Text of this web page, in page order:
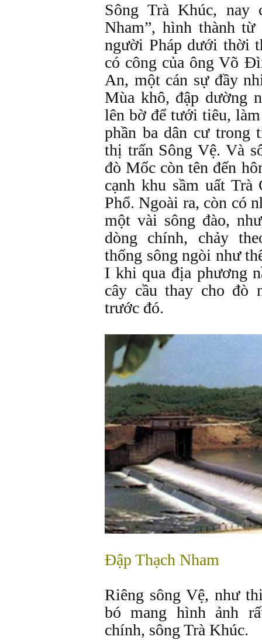
Sông Trà Khúc, nay
Nham”, hình thành
người Pháp dưới thời
có công của ông Võ
An, một cán sự đầy
Mùa khô, đập dường
lên bờ để tưới tiêu,
phần ba dân cư trong
thị trấn Sông Vệ. Và
đò Mốc còn tên đến
cạnh khu sầm uất
Phổ. Ngoài ra, còn có
một vài sông đào,
dòng chính, chảy
thống sông ngòi như
I khi qua địa phương
cây cầu thay cho đò
trước đó.
Đập Thạch Nham
Riêng sông Vệ, như
bó mang hình ảnh
chính, sông Trà Khúc.